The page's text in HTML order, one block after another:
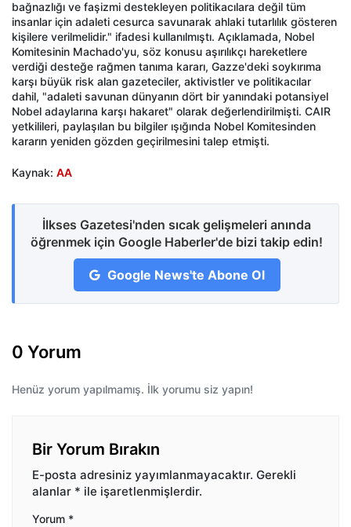
bağnazlığı ve faşizmi destekleyen politikacılara değil tüm
insanlar için adaleti cesurca savunarak ahlaki tutarlılık gösteren
kişilere verilmelidir." ifadesi kullanılmıştı. Açıklamada, Nobel
Komitesinin Machado'yu, söz konusu aşırılıkçı hareketlere
verdiği desteğe rağmen tanıma kararı, Gazze'deki soykırıma
karşı büyük risk alan gazeteciler, aktivistler ve politikacılar
dahil, "adaleti savunan dünyanın dört bir yanındaki potansiyel
Nobel adaylarına karşı hakaret" olarak değerlendirilmişti. CAIR
yetkilileri, paylaşılan bu bilgiler ışığında Nobel Komitesinden
kararın yeniden gözden geçirilmesini talep etmişti.
Kaynak: AA
İlkses Gazetesi'nden sıcak gelişmeleri anında
öğrenmek için Google Haberler'de bizi takip edin!
Google News'te Abone Ol
0 Yorum
Henüz yorum yapılmamış. İlk yorumu siz yapın!
Bir Yorum Bırakın
E-posta adresiniz yayımlanmayacaktır. Gerekli
alanlar * ile işaretlenmişlerdir.
Yorum *